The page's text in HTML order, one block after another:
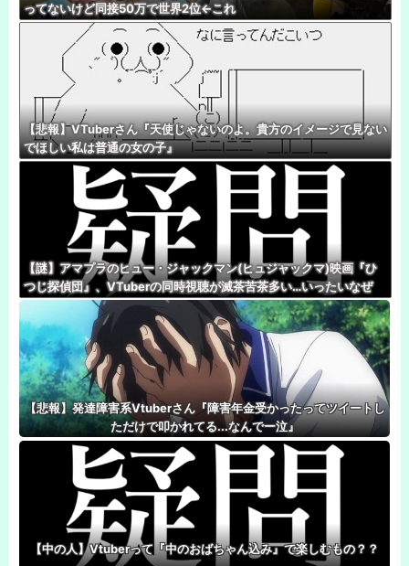
ってないけど同接50万で世界2位←これ
【悲報】VTuberさん『天使じゃないのよ。貴方のイメージで見ない
でほしい私は普通の女の子』
【謎】アマプラのヒュー・ジャックマン(ヒュジャックマ)映画『ひ
つじ探偵団』、VTuberの同時視聴が滅茶苦茶多い…いったいなぜ
【悲報】発達障害系Vtuberさん『障害年金受かったってツイートし
ただけで叩かれてる...なんでー泣』
【中の人】Vtuberって『中のおばちゃん込み』で楽しむもの？？